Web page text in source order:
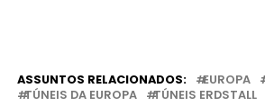
ASSUNTOS RELACIONADOS: EUROPA
TÚNEIS DA EUROPA
TÚNEIS ERDSTALL